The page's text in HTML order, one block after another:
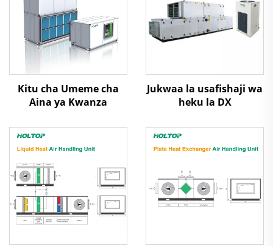
Kitu cha Umeme cha
Aina ya Kwanza
Jukwaa la usafishaji wa
heku la DX